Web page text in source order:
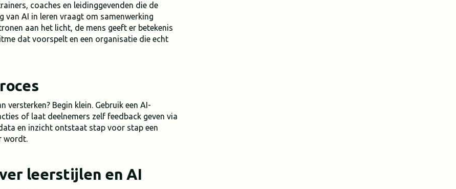
coaches en leidinggevenden die de
van AI in leren vraagt om samenwerking
aan het licht, de mens geeft er betekenis
dat voorspelt en een organisatie die echt
versterken? Begin klein. Gebruik een AI-
of laat deelnemers zelf feedback geven via
en inzicht ontstaat stap voor stap een
wordt.
leerstijlen en AI